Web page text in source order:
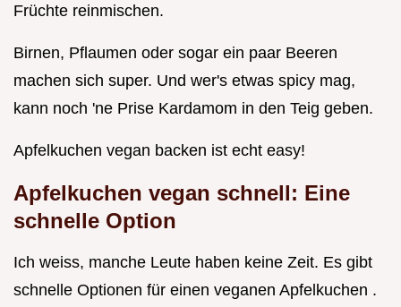
Früchte reinmischen.
Birnen, Pflaumen oder sogar ein paar Beeren
machen sich super. Und wer's etwas spicy mag,
kann noch 'ne Prise Kardamom in den Teig geben.
Apfelkuchen vegan backen ist echt easy!
Apfelkuchen vegan schnell: Eine
schnelle Option
Ich weiss, manche Leute haben keine Zeit. Es gibt
schnelle Optionen für einen veganen Apfelkuchen .